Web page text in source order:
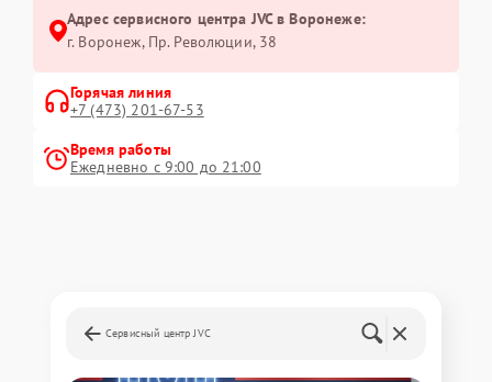
Адрес сервисного центра JVC в Воронеже:
г. Воронеж, Пр. Революции, 38
Горячая линия
+7 (473) 201-67-53
Время работы
Ежедневно с 9:00 до 21:00
Сервисный центр JVC